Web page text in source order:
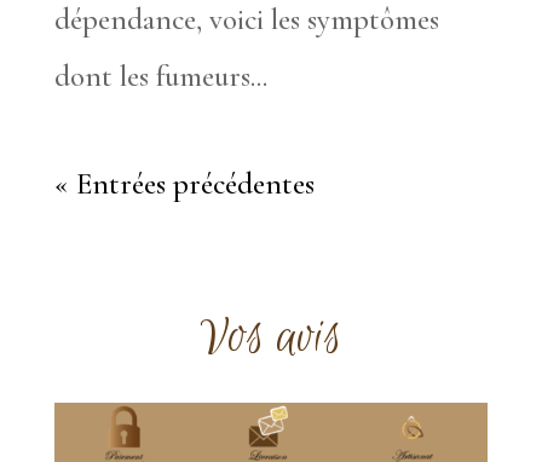
dépendance, voici les symptômes
dont les fumeurs...
« Entrées précédentes
Vos avis